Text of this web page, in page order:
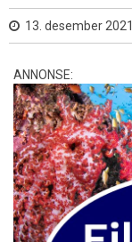
13. desember 2021
ANNONSE: